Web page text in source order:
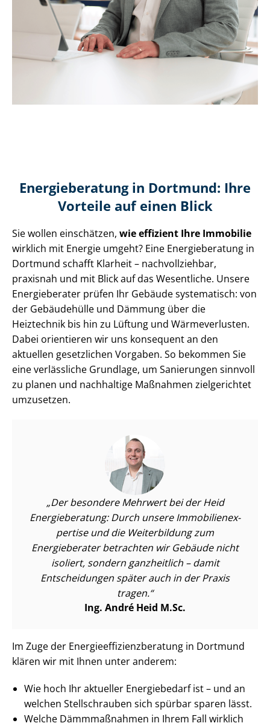
Energieberatung in Dortmund: Ihre
Vorteile auf einen Blick
Sie wollen einschätzen, wie effizient Ihre Immobilie
wirklich mit Energie umgeht? Eine Energieberatung in
Dortmund schafft Klarheit – nachvollziehbar,
praxisnah und mit Blick auf das Wesentliche. Unsere
Energieberater prüfen Ihr Gebäude systematisch: von
der Gebäudehülle und Dämmung über die
Heiztechnik bis hin zu Lüftung und Wärmeverlusten.
Dabei orientieren wir uns konsequent an den
aktuellen gesetzlichen Vorgaben. So bekommen Sie
eine verlässliche Grundlage, um Sanierungen sinnvoll
zu planen und nachhaltige Maßnahmen zielgerichtet
umzusetzen.
Der besondere Mehrwert bei der Heid
Energieberatung: Durch unsere Im­mo­bi­li­en­ex­
per­ti­se und die Weiterbildung zum
Energieberater betrachten wir Gebäude nicht
isoliert, sondern ganzheitlich – damit
Entscheidungen später auch in der Praxis
tragen.
Ing. André Heid M.Sc.
Im Zuge der En­er­gie­ef­fi­zi­enz­be­ra­tung in Dortmund
klären wir mit Ihnen unter anderem:
Wie hoch Ihr aktueller Energiebedarf ist – und an
welchen Stellschrauben sich spürbar sparen lässt.
Welche Dämmmaßnahmen in Ihrem Fall wirklich